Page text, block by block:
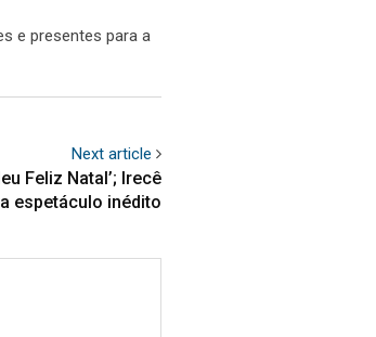
e presentes para a
Next article
Feliz Natal’; Irecê
espetáculo inédito